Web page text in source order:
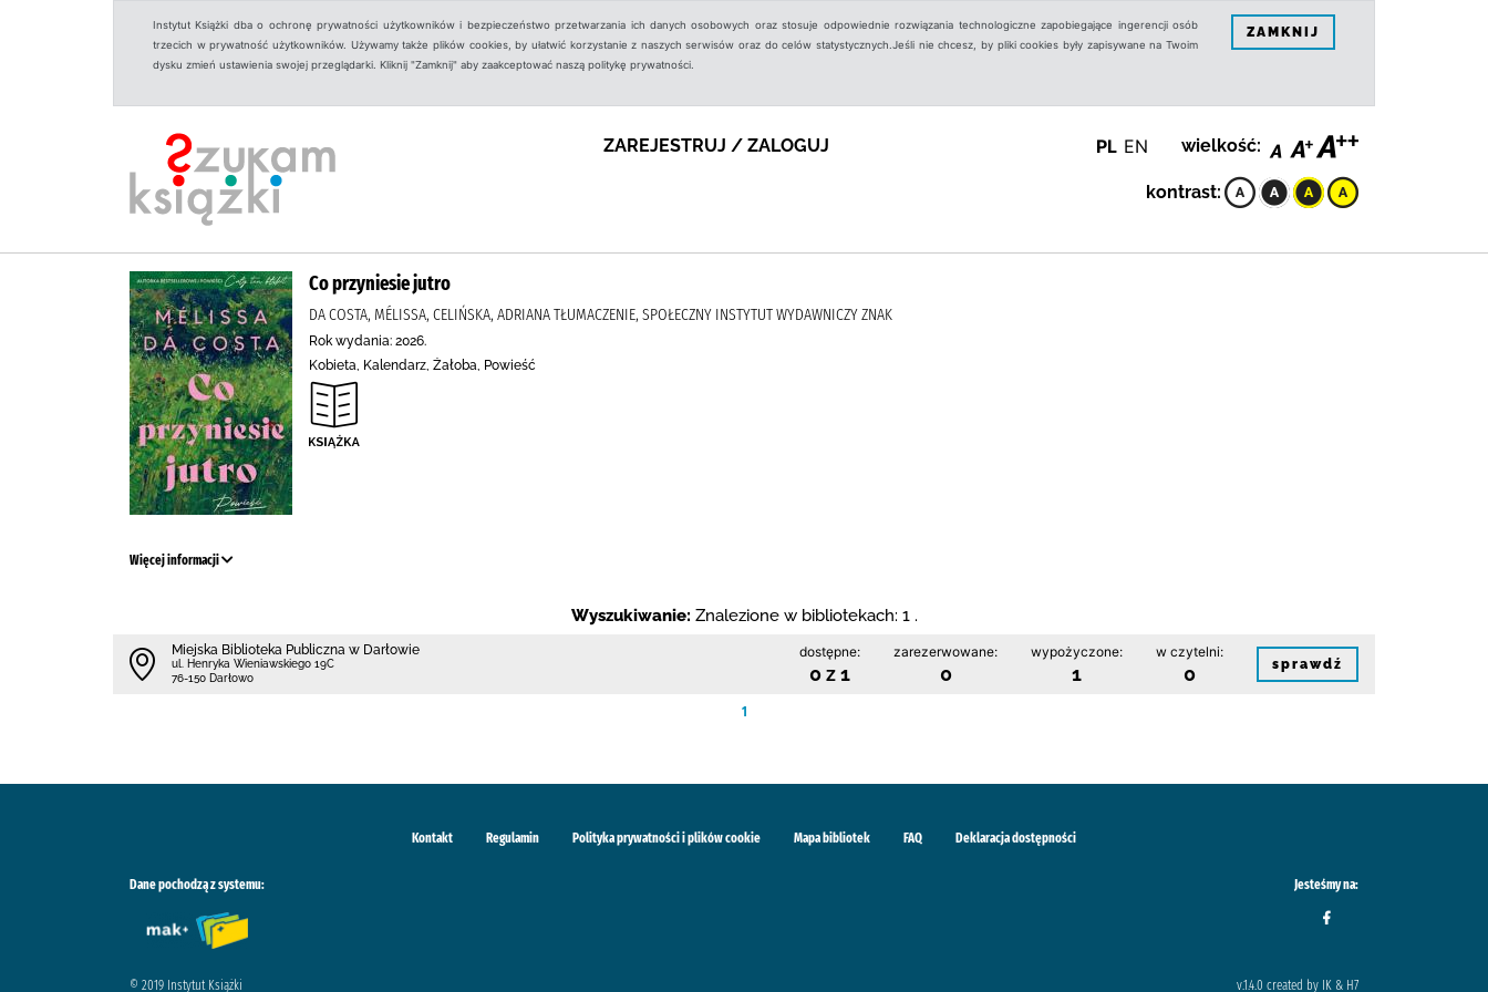
Instytut Książki dba o ochronę prywatności użytkowników i bezpieczeństwo przetwarzania ich danych osobowych oraz stosuje odpowiednie rozwiązania technologiczne zapobiegające ingerencji osób
trzecich w prywatność użytkowników. Używamy także plików cookies, by ułatwić korzystanie z naszych serwisów oraz do celów statystycznych.Jeśli nie chcesz, by pliki cookies były zapisywane na Twoim
dysku zmień ustawienia swojej przeglądarki. Kliknij "Zamknij" aby zaakceptować naszą politykę prywatności.
ZAMKNIJ
ZAREJESTRUJ / ZALOGUJ PL EN wielkość:
kontrast:
Co przyniesie jutro
DA COSTA, MÉLISSA, CELIŃSKA, ADRIANA TŁUMACZENIE, SPOŁECZNY INSTYTUT WYDAWNICZY ZNAK
Rok wydania: 2026.
Kobieta, Kalendarz, Żałoba, Powieść
Więcej informacji
Wyszukiwanie: Znalezione w bibliotekach: 1 .
Miejska Biblioteka Publiczna w Darłowie
ul. Henryka Wieniawskiego 19C
76-150 Darłowo
dostępne:
0 z 1
zarezerwowane:
0
wypożyczone:
1
w czytelni:
0 sprawdź
1
Kontakt Regulamin Polityka prywatności i plików cookie Mapa bibliotek FAQ Deklaracja dostępności
Dane pochodzą z systemu: Jesteśmy na:
© 2019 Instytut Książki v.1.4.0 created by IK & H7